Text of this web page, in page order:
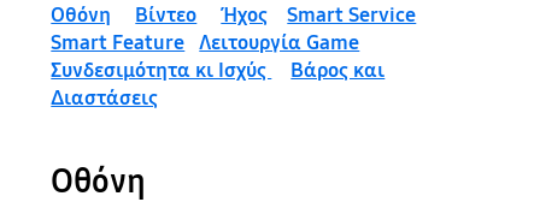
Οθόνη
Βίντεο Ήχος
Smart Service
Smart Feature Λειτουργία Game
Συνδεσιμότητα κι Ισχύς
Βάρος και
Διαστάσεις
Οθόνη